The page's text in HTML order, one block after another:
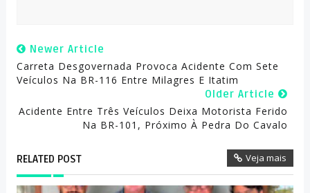
Newer Article
Carreta Desgovernada Provoca Acidente Com Sete
Veículos Na BR-116 Entre Milagres E Itatim
Older Article
Acidente Entre Três Veículos Deixa Motorista Ferido
Na BR-101, Próximo À Pedra Do Cavalo
RELATED POST Veja mais